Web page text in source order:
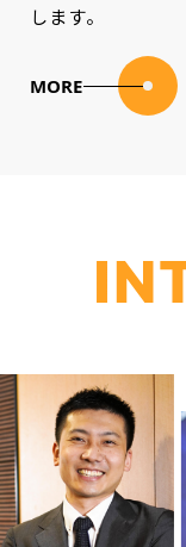
します。
MORE